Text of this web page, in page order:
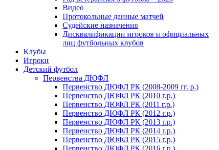
Видео
Протокольные данные матчей
Судейские назначения
Дисквалификации игроков и официальных
лиц футбольных клубов
Клубы
Игроки
Детский футбол
Первенства ДЮФЛ
Первенство ДЮФЛ РК (2008-2009 гг. р.)
Первенство ДЮФЛ РК (2010 г.р.)
Первенство ДЮФЛ РК (2011 г.р.)
Первенство ДЮФЛ РК (2012 г.р.)
Первенство ДЮФЛ РК (2013 г.р.)
Первенство ДЮФЛ РК (2014 г.р.)
Первенство ДЮФЛ РК (2015 г.р.)
Первенство ДЮФЛ РК (2016 г.р.)